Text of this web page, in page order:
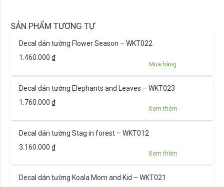
SẢN PHẨM TƯƠNG TỰ
Decal dán tường Flower Season – WKT022
1.460.000 ₫
Mua hàng
Decal dán tường Elephants and Leaves – WKT023
1.760.000 ₫
Xem thêm
Decal dán tường Stag in forest – WKT012
3.160.000 ₫
Xem thêm
Decal dán tường Koala Mom and Kid – WKT021